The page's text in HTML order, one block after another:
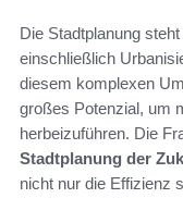
Die Stadtplanung
einschließlich
diesem komplexen
großes Potenzial, um
herbeizuführen. Die
Stadtplanung der
nicht nur die Effizienz